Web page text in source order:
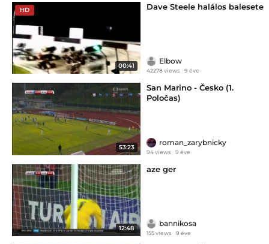
HD
00:41
Dave Steele halálos balesete
Elbow
42278 views 9 éve
53:23
San Marino - Česko (1.
Poločas)
roman_zarybnicky
94 views 9 éve
12:48
aze ger
bannikosa
155 views 9 éve